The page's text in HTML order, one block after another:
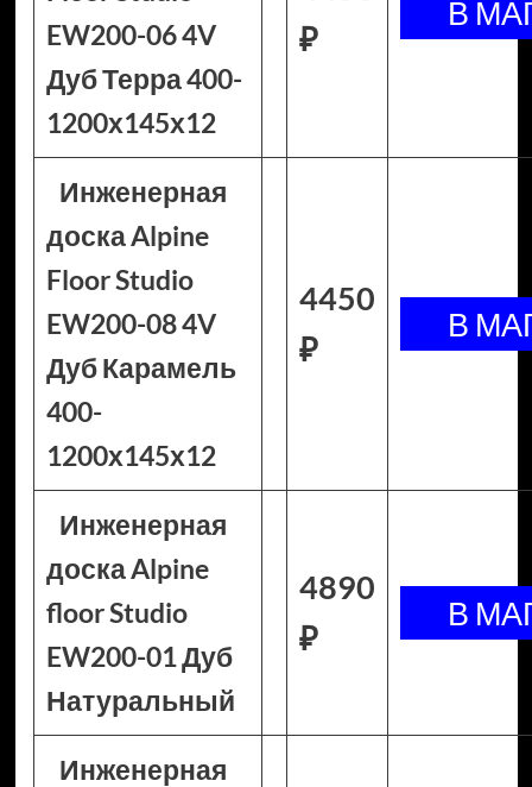
EW200-06 4V
Дуб Терра 400-
1200х145х12
₽
Инженерная
доска Alpine
Floor Studio
EW200-08 4V
Дуб Карамель
400-
1200х145х12
4450
₽
Инженерная
доска Alpine
floor Studio
EW200-01 Дуб
Натуральный
4890
₽
Инженерная